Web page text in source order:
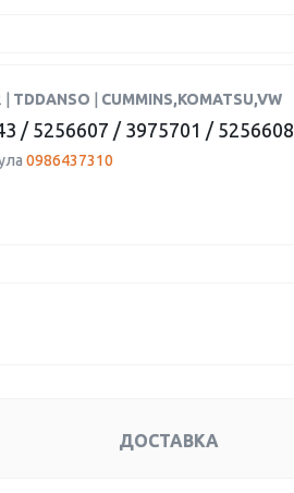
TDDANSO CUMMINS,KOMATSU,VW
/ 5256607 / 3975701 / 5256608
0986437310
ДОСТАВКА